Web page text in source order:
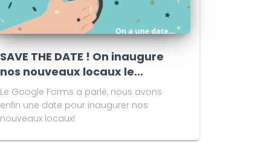
SAVE THE DATE ! On inaugure
nos nouveaux locaux le…
Le Google Forms a parlé, nous avons
enfin une date pour inaugurer nos
nouveaux locaux!